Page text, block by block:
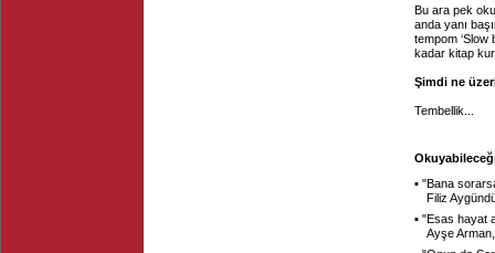
Bu ara pek
anda yanı
tempom ‘Slow
kadar kitap
Şimdi ne
Tembellik...
▪ "Bana
Filiz
▪ "Esas hayat
Ayşe